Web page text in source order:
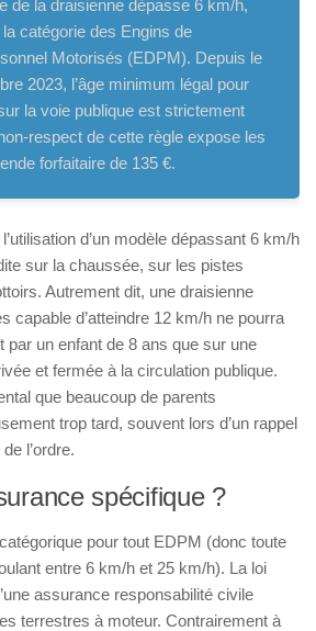
de la draisienne dépasse 6 km/h,
catégorie des Engins de
Motorisés (EDPM). Depuis le
2023, l’âge minimum légal pour
la voie publique est strictement
respect de cette règle expose les
forfaitaire de 135 €.
d’un modèle dépassant 6 km/h
sur la chaussée, sur les pistes
Autrement dit, une draisienne
capable d’atteindre 12 km/h ne pourra
par un enfant de 8 ans que sur une
et fermée à la circulation publique.
que beaucoup de parents
trop tard, souvent lors d’un rappel
l’ordre.
spécifique ?
pour tout EDPM (donc toute
entre 6 km/h et 25 km/h). La loi
assurance responsabilité civile
terrestres à moteur. Contrairement à